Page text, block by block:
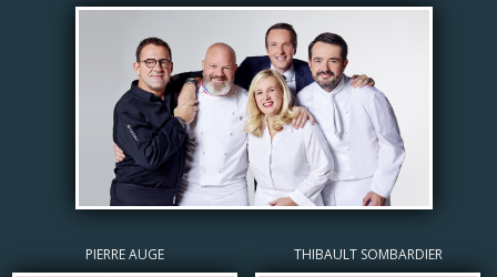
PIERRE AUGE THIBAULT SOMBARDIER